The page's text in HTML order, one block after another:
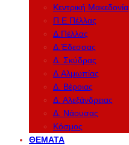
Κεντρική Μακεδονία
Π.Ε.Πέλλας
Δ.Πέλλας
Δ.Έδεσσας
Δ. Σκύδρας
Δ.Αλμωπίας
Δ. Βέροιας
Δ. Αλεξάνδρειας
Δ. Νάουσας
Κόσμος
ΘΈΜΑΤΑ